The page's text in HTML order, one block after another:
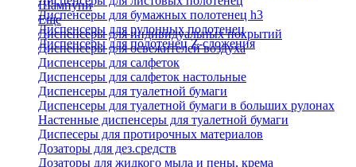
Шампуни
Диспенсеры для бумажных полотенец h3
Диспенсеры для рулонных полотенец
Диспенсеры для полотенец Z-сложения
Еще
Диспенсеры для индивидуальных покрытий
Диспенсеры для освежителей воздуха
Диспенсеры для салфеток
Диспенсеры для салфеток настольные
Диспенсеры для туалетной бумаги
Диспенсеры для туалетной бумаги в больших рулонах
Настенные диспенсеры для туалетной бумаги
Диспесеры для протирочных материалов
Дозаторы для дез.средств
Дозаторы для жидкого мыла и пены, крема